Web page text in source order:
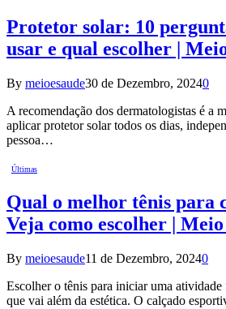
Protetor solar: 10
usar e qual escolher |
By meioesaude30 de Dezembro, 20240
A recomendação dos dermatologistas é a
aplicar protetor solar todos os dias,
pessoa…
Últimas
Qual o melhor tênis para
Veja como escolher |
By meioesaude11 de Dezembro, 20240
Escolher o tênis para iniciar uma atividade
que vai além da estética. O calçado